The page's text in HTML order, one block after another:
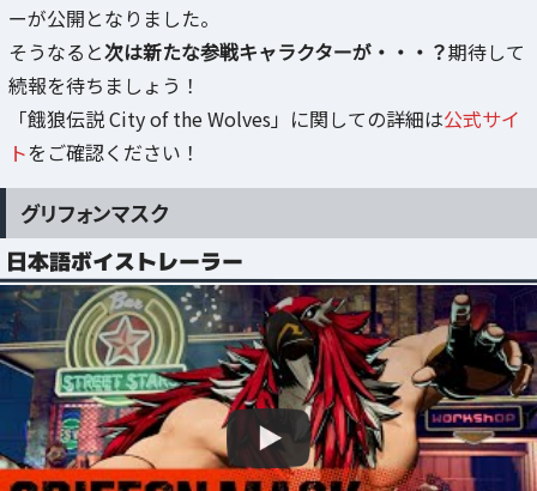
ーが公開となりました。
そうなると次は新たな参戦キャラクターが・・・？期待して
続報を待ちましょう！
「餓狼伝説 City of the Wolves」に関しての詳細は公式サイ
トをご確認ください！
グリフォンマスク
日本語ボイストレーラー